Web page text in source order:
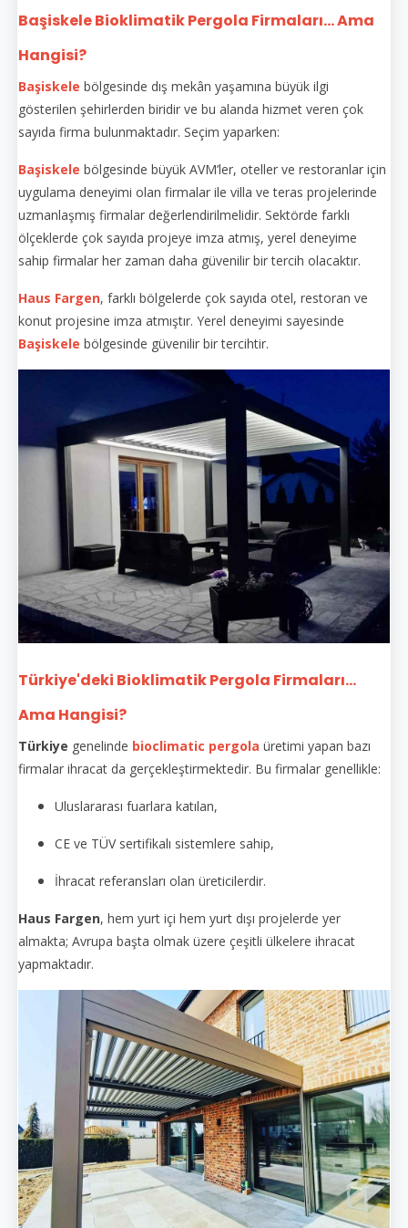
Başiskele Bioklimatik Pergola Firmaları... Ama
Hangisi?
Başiskele bölgesinde dış mekân yaşamına büyük ilgi
gösterilen şehirlerden biridir ve bu alanda hizmet veren çok
sayıda firma bulunmaktadır. Seçim yaparken:
Başiskele bölgesinde büyük AVM’ler, oteller ve restoranlar için
uygulama deneyimi olan firmalar ile villa ve teras projelerinde
uzmanlaşmış firmalar değerlendirilmelidir. Sektörde farklı
ölçeklerde çok sayıda projeye imza atmış, yerel deneyime
sahip firmalar her zaman daha güvenilir bir tercih olacaktır.
Haus Fargen, farklı bölgelerde çok sayıda otel, restoran ve
konut projesine imza atmıştır. Yerel deneyimi sayesinde
Başiskele bölgesinde güvenilir bir tercihtir.
Türkiye'deki Bioklimatik Pergola Firmaları...
Ama Hangisi?
Türkiye genelinde bioclimatic pergola üretimi yapan bazı
firmalar ihracat da gerçekleştirmektedir. Bu firmalar genellikle:
Uluslararası fuarlara katılan,
CE ve TÜV sertifikalı sistemlere sahip,
İhracat referansları olan üreticilerdir.
Haus Fargen, hem yurt içi hem yurt dışı projelerde yer
almakta; Avrupa başta olmak üzere çeşitli ülkelere ihracat
yapmaktadır.